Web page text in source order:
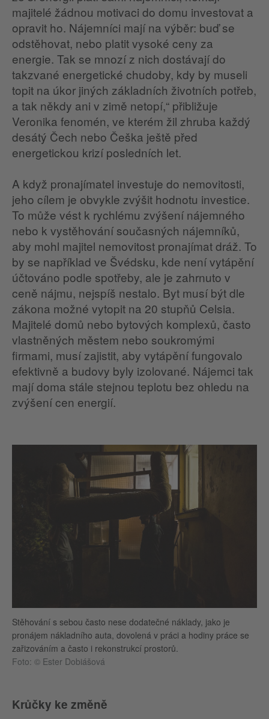
majitelé žádnou motivaci do domu investovat a
opravit ho. Nájemníci mají na výběr: buď se
odstěhovat, nebo platit vysoké ceny za
energie. Tak se mnozí z nich dostávají do
takzvané energetické chudoby, kdy by museli
topit na úkor jiných základních životních potřeb,
a tak někdy ani v zimě netopí,“ přibližuje
Veronika fenomén, ve kterém žil zhruba každý
desátý Čech nebo Češka ještě před
energetickou krizí posledních let.
A když pronajímatel investuje do nemovitosti,
jeho cílem je obvykle zvýšit hodnotu investice.
To může vést k rychlému zvýšení nájemného
nebo k vystěhování současných nájemníků,
aby mohl majitel nemovitost pronajímat dráž. To
by se například ve Švédsku, kde není vytápění
účtováno podle spotřeby, ale je zahrnuto v
ceně nájmu, nejspíš nestalo. Byt musí být dle
zákona možné vytopit na 20 stupňů Celsia.
Majitelé domů nebo bytových komplexů, často
vlastněných městem nebo soukromými
firmami, musí zajistit, aby vytápění fungovalo
efektivně a budovy byly izolované. Nájemci tak
mají doma stále stejnou teplotu bez ohledu na
zvýšení cen energií.
Stěhování s sebou často nese dodatečné náklady, jako je
pronájem nákladního auta, dovolená v práci a hodiny práce se
zařizováním a často i rekonstrukcí prostorů.
Foto: © Ester Dobiášová
Krůčky ke změně